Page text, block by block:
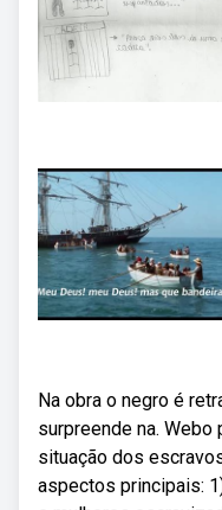
Na obra o negro é
surpreende na.
situação dos
aspectos principais: